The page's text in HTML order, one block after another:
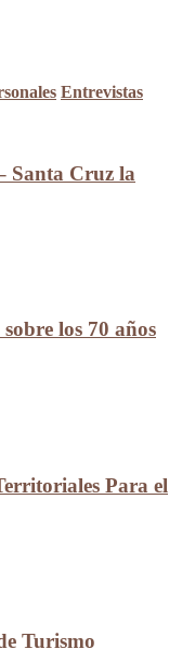
Entrevistas
Santa Cruz la
los 70 años
Para el
Turismo